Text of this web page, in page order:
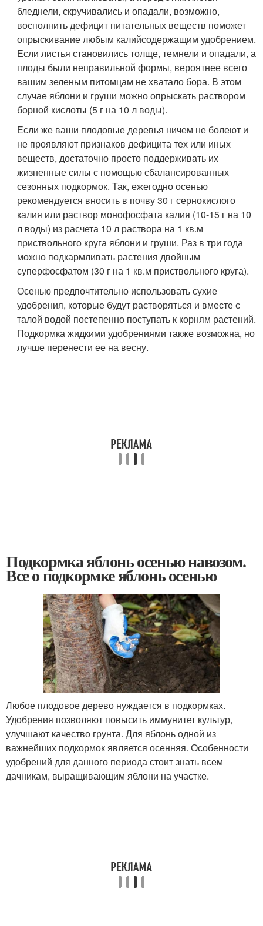
бледнели, скручивались и опадали, возможно,
восполнить дефицит питательных веществ поможет
опрыскивание любым калийсодержащим удобрением.
Если листья становились толще, темнели и опадали, а
плоды были неправильной формы, вероятнее всего
вашим зеленым питомцам не хватало бора. В этом
случае яблони и груши можно опрыскать раствором
борной кислоты (5 г на 10 л воды).
Если же ваши плодовые деревья ничем не болеют и
не проявляют признаков дефицита тех или иных
веществ, достаточно просто поддерживать их
жизненные силы с помощью сбалансированных
сезонных подкормок. Так, ежегодно осенью
рекомендуется вносить в почву 30 г сернокислого
калия или раствор монофосфата калия (10-15 г на 10
л воды) из расчета 10 л раствора на 1 кв.м
приствольного круга яблони и груши. Раз в три года
можно подкармливать растения двойным
суперфосфатом (30 г на 1 кв.м приствольного круга).
Осенью предпочтительно использовать сухие
удобрения, которые будут растворяться и вместе с
талой водой постепенно поступать к корням растений.
Подкормка жидкими удобрениями также возможна, но
лучше перенести ее на весну.
Подкормка яблонь осенью навозом.
Все о подкормке яблонь осенью
Любое плодовое дерево нуждается в подкормках.
Удобрения позволяют повысить иммунитет культур,
улучшают качество грунта. Для яблонь одной из
важнейших подкормок является осенняя. Особенности
удобрений для данного периода стоит знать всем
дачникам, выращивающим яблони на участке.